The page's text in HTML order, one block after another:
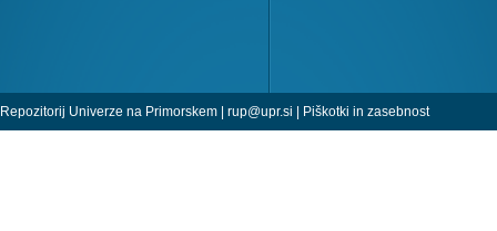
Repozitorij Univerze na Primorskem | rup@upr.si | Piškotki in zasebnost